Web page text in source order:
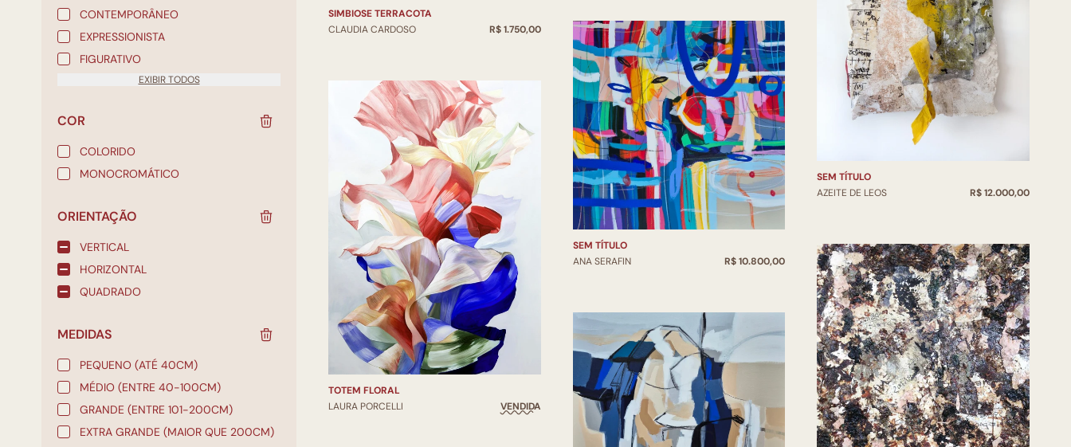
CONTEMPORÂNEO
EXPRESSIONISTA
FIGURATIVO
EXIBIR TODOS
COR
COLORIDO
MONOCROMÁTICO
ORIENTAÇÃO
VERTICAL
HORIZONTAL
QUADRADO
MEDIDAS
PEQUENO (ATÉ 40CM)
MÉDIO (ENTRE 40-100CM)
GRANDE (ENTRE 101-200CM)
EXTRA GRANDE (MAIOR QUE 200CM)
SIMBIOSE TERRACOTA
CLAUDIA CARDOSO
R$ 1.750,00
TOTEM FLORAL
LAURA PORCELLI
VENDIDA
SEM TÍTULO
ANA SERAFIN
R$ 10.800,00
SEM TÍTULO
AZEITE DE LEOS
R$ 12.000,00